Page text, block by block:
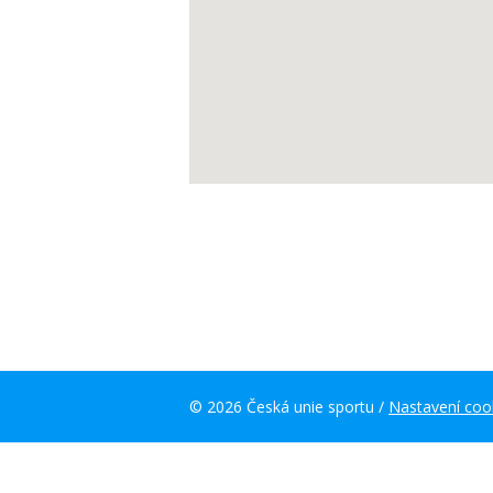
© 2026 Česká unie sportu / Nastavení